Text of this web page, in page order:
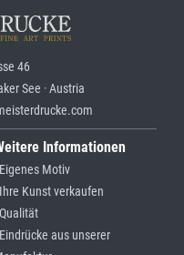
46
See · Austria
Informationen
Eigenes Motiv
Ihre Kunst verkaufen
Qualität
Eindrücke aus unserer